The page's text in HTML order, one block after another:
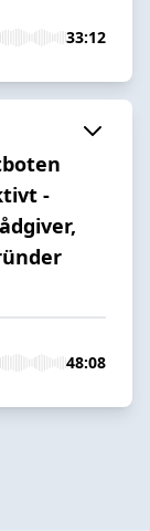
33:12
-
48:08